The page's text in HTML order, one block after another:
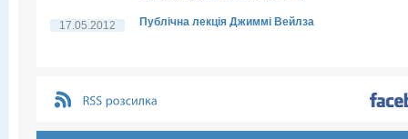
17.05.2012 Публічна лекція Джиммі Вейлза